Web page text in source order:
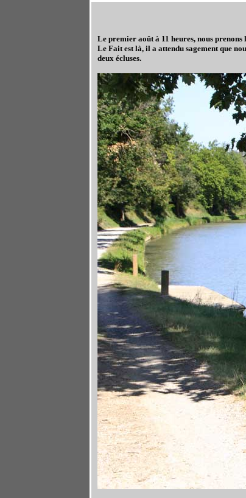
Le premier août à 11 heures, nous
Le Fait est là, il a attendu sagement que
deux écluses.